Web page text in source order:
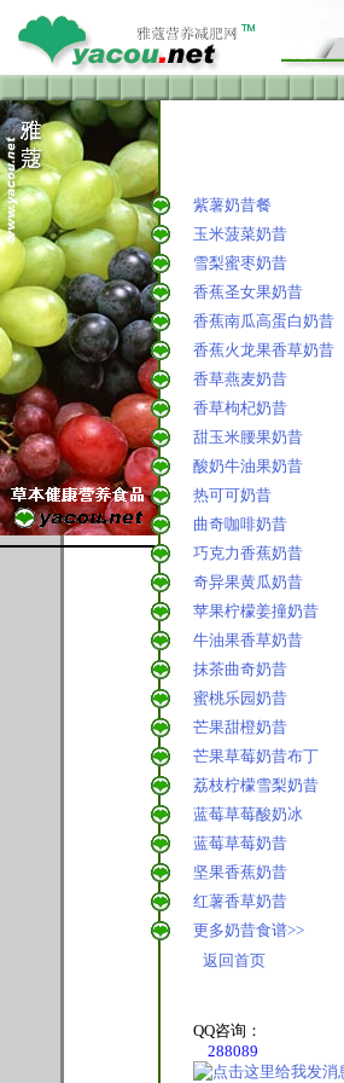
紫薯奶昔餐
玉米菠菜奶昔
雪梨蜜枣奶昔
香蕉圣女果奶昔
香蕉南瓜高蛋白奶昔
香蕉火龙果香草奶昔
香草燕麦奶昔
香草枸杞奶昔
甜玉米腰果奶昔
酸奶牛油果奶昔
热可可奶昔
曲奇咖啡奶昔
巧克力香蕉奶昔
奇异果黄瓜奶昔
苹果柠檬姜撞奶昔
牛油果香草奶昔
抹茶曲奇奶昔
蜜桃乐园奶昔
芒果甜橙奶昔
芒果草莓奶昔布丁
荔枝柠檬雪梨奶昔
蓝莓草莓酸奶冰
蓝莓草莓奶昔
坚果香蕉奶昔
红薯香草奶昔
更多奶昔食谱>>
返回首页
QQ咨询：
288089